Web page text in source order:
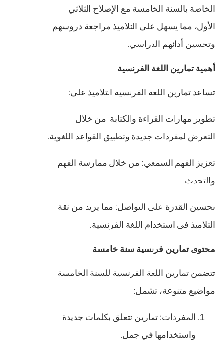
الخاصة بالسنة الخامسة مع الإصلاح الثلاثي
الأول، مما يسهل على التلاميذ مراجعة دروسهم
وتحسين أدائهم الدراسي.
أهمية تمارين اللغة الفرنسية
تساعد تمارين اللغة الفرنسية التلاميذ على:
تطوير مهارات القراءة والكتابة: من خلال
التعرض لمفردات جديدة وتطبيق القواعد اللغوية.
تعزيز الفهم السمعي: من خلال ممارسة الفهم
والتحدث.
تحسين القدرة على التواصل: مما يزيد من ثقة
التلاميذ في استخدام اللغة الفرنسية.
محتوى تمارين فرنسية سنة خامسة
تتضمن تمارين اللغة الفرنسية للسنة الخامسة
مواضيع متنوعة، تشمل:
المفردات: تمارين تتعلق بكلمات جديدة
واستخدامها في جمل.